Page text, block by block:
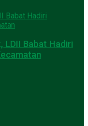
LDII Babat Hadiri